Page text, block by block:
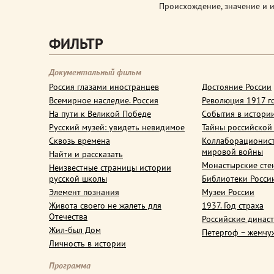
Происхождение, значение и
ФИЛЬТР
Документальный фильм
Россия глазами иностранцев
Всемирное наследие. Россия
На пути к Великой Победе
Русский музей: увидеть невидимое
Сквозь времена
Найти и рассказать
Неизвестные страницы истории
русской школы
Элемент познания
Живота своего не жалеть для
Отечества
Жил-был Дом
Личность в истории
Достояние России
Революция 1917
События в
Тайны
мировой войны
Монастырские
Библиотеки
Музеи России
1937. Год страха
Российские
Петергоф –
Программа